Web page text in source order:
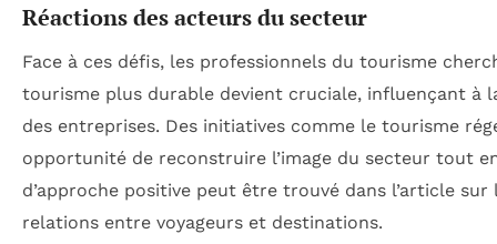
Réactions des acteurs du secteur
Face à ces défis, les professionnels du tourisme
tourisme plus durable devient cruciale, influençant à
des entreprises. Des initiatives comme le tourisme
opportunité de reconstruire l’image du secteur tout
d’approche positive peut être trouvé dans l’article
relations entre voyageurs et destinations.